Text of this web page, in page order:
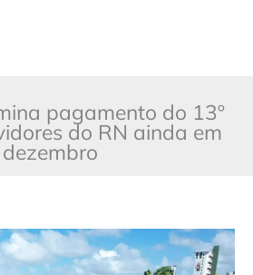
pagamento do 13º
do RN ainda em
dezembro